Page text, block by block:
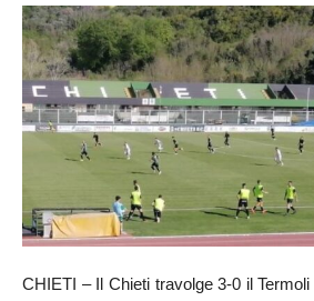
CHIETI – Il Chieti travolge 3-0 il